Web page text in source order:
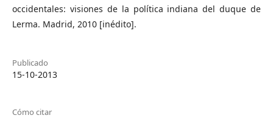
occidentales: visiones de la política indiana del duque de
Lerma. Madrid, 2010 [inédito].
Publicado
15-10-2013
Cómo citar